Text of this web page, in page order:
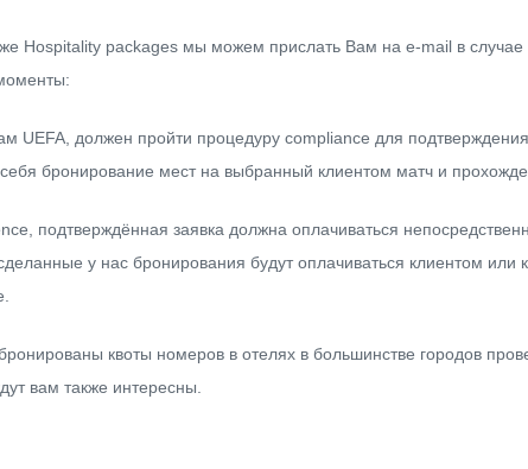
Hospitality packages мы можем прислать Вам на e-mail в
UEFA, должен пройти процедуру compliance для
бронирование мест на выбранный клиентом матч и
подтверждённая заявка должна оплачиваться
у нас бронирования будут оплачиваться клиентом или
квоты номеров в отелях в большинстве городов
вам также интересны.